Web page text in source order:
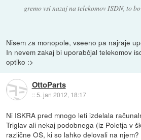
gremo vsi nazaj na telekomov ISDN, to
Nisem za monopole, vseeno pa najraje
In nevem zakaj bi uporabčjal telekomov
optiko :>
OttoParts
::5. jan 2012, 18:17
Ni ISKRA pred mnogo leti izdelala
Triglav ali nekaj podobnega (iz Poletja v
različne OS, ki so lahko delovali na njem?